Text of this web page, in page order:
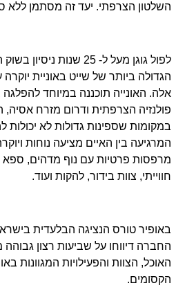
השלטון הצרפתי. יעד זה מסתמן
לפול גוגן מעל ל- 25 שנות
הגדולה ביותר של שייט באוניית
אלה. האונייה תוכננה במיוחד
פולנזיה הצרפתית ודרום מזרח אסיה,
במקומות שספינות גדולות לא יכולות
המרגיעה בין האיים מציעה נוחות
מרפסות פרטיות עם נוף מדהים,
חווייתי, צוות בידור, להקות ועוד.
באופיר טורס הנציגה הבלעדית
החברה דיווחו על שביעות רצון
האוכל, הצוות והפעילויות המגוונות
הקסומים.